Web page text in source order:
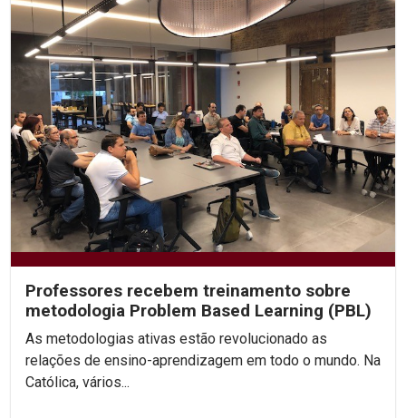
Professores recebem treinamento sobre
metodologia Problem Based Learning (PBL)
As metodologias ativas estão revolucionado as
relações de ensino-aprendizagem em todo o mundo. Na
Católica, vários...